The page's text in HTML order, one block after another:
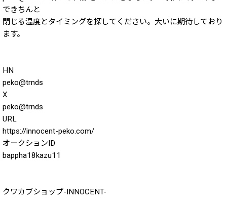
できちんと
閉じる温度とタイミングを探してください。大いに期待しており
ます。
HN
peko@trnds
X
peko@trnds
URL
https://innocent-peko.com/
オークションID
bappha18kazu11
クワカブショップ-INNOCENT-
2022年
2021年
2019年
2018年
2017年
2016年
2015年
2013年